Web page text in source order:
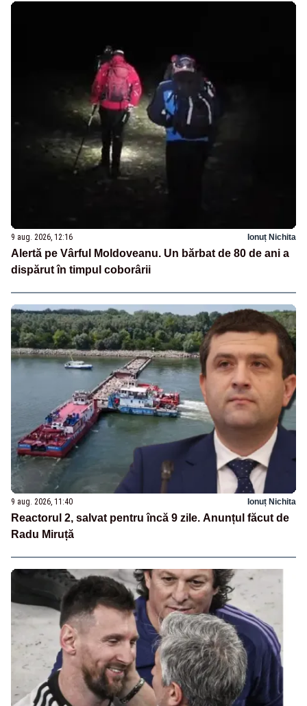
9 aug. 2026, 12:16 Ionuț Nichita
Alertă pe Vârful Moldoveanu. Un bărbat de 80 de ani a
dispărut în timpul coborârii
9 aug. 2026, 11:40 Ionuț Nichita
Reactorul 2, salvat pentru încă 9 zile. Anunțul făcut de
Radu Miruță